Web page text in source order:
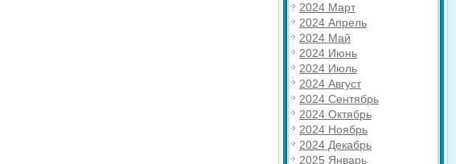
2024 Март
2024 Апрель
2024 Май
2024 Июнь
2024 Июль
2024 Август
2024 Сентябрь
2024 Октябрь
2024 Ноябрь
2024 Декабрь
2025 Январь